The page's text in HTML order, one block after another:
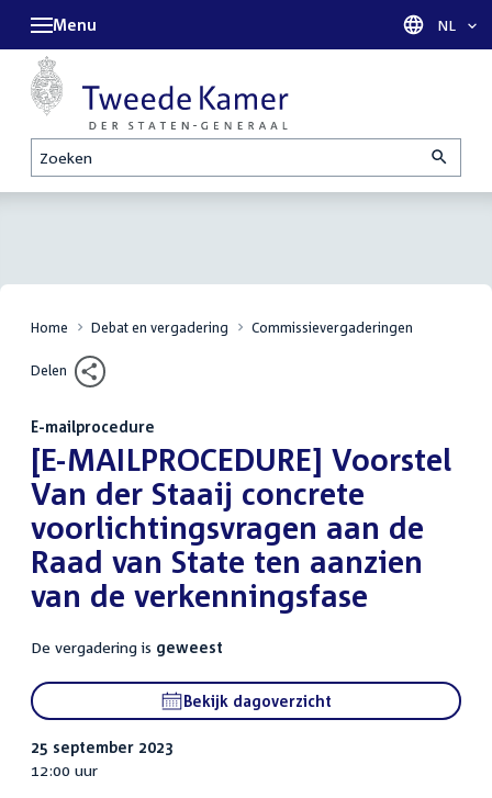
Zoeken
Menu Taal
NL
Home Debat en vergadering Commissievergaderingen
Delen
E-mailprocedure
:[E-MAILPROCEDURE] Voorstel
Van der Staaij concrete
voorlichtingsvragen aan de
Raad van State ten aanzien
van de verkenningsfase
De vergadering is geweest
Bekijk dagoverzicht
25 september 2023
12:00 uur